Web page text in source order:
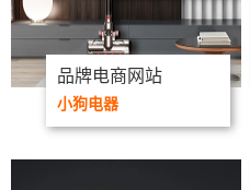
品牌电商网站
小狗电器